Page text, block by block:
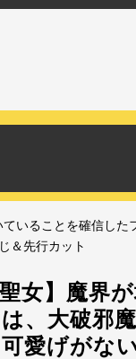
ていることを確信し
＆先行カット
聖女】魔界
、大破邪
愛げがな